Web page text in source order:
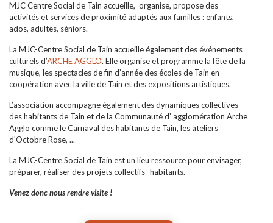
MJC Centre Social de Tain accueille, organise, propose des
activités et services de proximité adaptés aux familles : enfants,
ados, adultes, séniors.
La MJC-Centre Social de Tain accueille également des événements
culturels d’ARCHE AGGLO. Elle organise et programme la fête de la
musique, les spectacles de fin d’année des écoles de Tain en
coopération avec la ville de Tain et des expositions artistiques.
L’association accompagne également des dynamiques collectives
des habitants de Tain et de la Communauté d’ agglomération Arche
Agglo comme le Carnaval des habitants de Tain, les ateliers
d'Octobre Rose, ...
La MJC-Centre Social de Tain est un lieu ressource pour envisager,
préparer, réaliser des projets collectifs -habitants.
Venez donc nous rendre visite !